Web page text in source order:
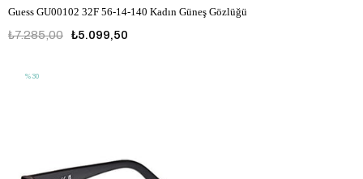
Guess GU00102 32F 56-14-140 Kadın Güneş Gözlüğü
₺5.099,50
₺7.285,00
%30